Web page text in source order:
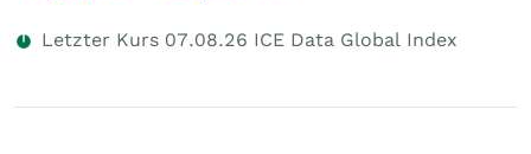
Letzter Kurs 07.08.26 ICE Data Global Index